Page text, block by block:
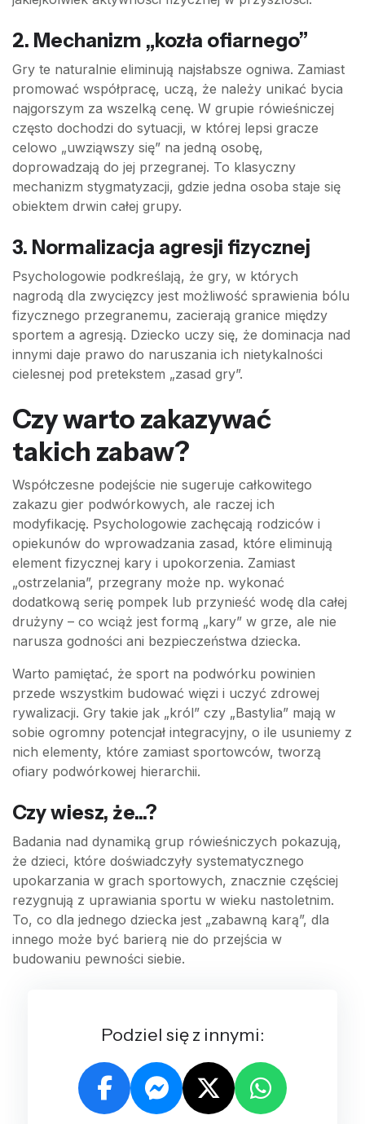
2. Mechanizm „kozła ofiarnego”
Gry te naturalnie eliminują najsłabsze ogniwa. Zamiast
promować współpracę, uczą, że należy unikać bycia
najgorszym za wszelką cenę. W grupie rówieśniczej
często dochodzi do sytuacji, w której lepsi gracze
celowo „uwziąwszy się” na jedną osobę,
doprowadzają do jej przegranej. To klasyczny
mechanizm stygmatyzacji, gdzie jedna osoba staje się
obiektem drwin całej grupy.
3. Normalizacja agresji fizycznej
Psychologowie podkreślają, że gry, w których
nagrodą dla zwycięzcy jest możliwość sprawienia bólu
fizycznego przegranemu, zacierają granice między
sportem a agresją. Dziecko uczy się, że dominacja nad
innymi daje prawo do naruszania ich nietykalności
cielesnej pod pretekstem „zasad gry”.
Czy warto zakazywać
takich zabaw?
Współczesne podejście nie sugeruje całkowitego
zakazu gier podwórkowych, ale raczej ich
modyfikację. Psychologowie zachęcają rodziców i
opiekunów do wprowadzania zasad, które eliminują
element fizycznej kary i upokorzenia. Zamiast
„ostrzelania”, przegrany może np. wykonać
dodatkową serię pompek lub przynieść wodę dla całej
drużyny – co wciąż jest formą „kary” w grze, ale nie
narusza godności ani bezpieczeństwa dziecka.
Warto pamiętać, że sport na podwórku powinien
przede wszystkim budować więzi i uczyć zdrowej
rywalizacji. Gry takie jak „król” czy „Bastylia” mają w
sobie ogromny potencjał integracyjny, o ile usuniemy z
nich elementy, które zamiast sportowców, tworzą
ofiary podwórkowej hierarchii.
Czy wiesz, że...?
Badania nad dynamiką grup rówieśniczych pokazują,
że dzieci, które doświadczyły systematycznego
upokarzania w grach sportowych, znacznie częściej
rezygnują z uprawiania sportu w wieku nastoletnim.
To, co dla jednego dziecka jest „zabawną karą”, dla
innego może być barierą nie do przejścia w
budowaniu pewności siebie.
Podziel się z innymi: